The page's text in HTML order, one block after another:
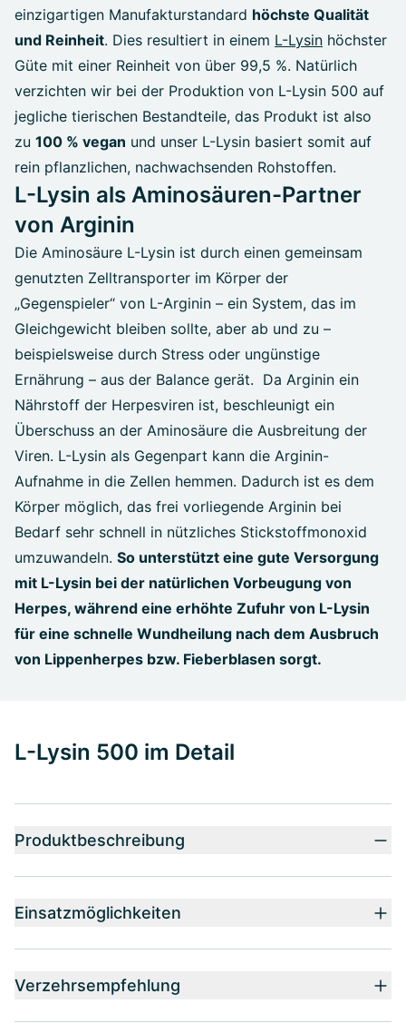
einzigartigen Manufakturstandard höchste Qualität
und Reinheit. Dies resultiert in einem L-Lysin höchster
Güte mit einer Reinheit von über 99,5 %. Natürlich
verzichten wir bei der Produktion von L-Lysin 500 auf
jegliche tierischen Bestandteile, das Produkt ist also
zu 100 % vegan und unser L-Lysin basiert somit auf
rein pflanzlichen, nachwachsenden Rohstoffen.
L-Lysin als Aminosäuren-Partner
von Arginin
Die Aminosäure L-Lysin ist durch einen gemeinsam
genutzten Zelltransporter im Körper der
„Gegenspieler“ von L-Arginin – ein System, das im
Gleichgewicht bleiben sollte, aber ab und zu –
beispielsweise durch Stress oder ungünstige
Ernährung – aus der Balance gerät. Da Arginin ein
Nährstoff der Herpesviren ist, beschleunigt ein
Überschuss an der Aminosäure die Ausbreitung der
Viren. L-Lysin als Gegenpart kann die Arginin-
Aufnahme in die Zellen hemmen. Dadurch ist es dem
Körper möglich, das frei vorliegende Arginin bei
Bedarf sehr schnell in nützliches Stickstoffmonoxid
umzuwandeln. So unterstützt eine gute Versorgung
mit L-Lysin bei der natürlichen Vorbeugung von
Herpes, während eine erhöhte Zufuhr von L-Lysin
für eine schnelle Wundheilung nach dem Ausbruch
von Lippenherpes bzw. Fieberblasen sorgt.
L-Lysin 500 im Detail
Produktbeschreibung
Einsatzmöglichkeiten
Verzehrsempfehlung